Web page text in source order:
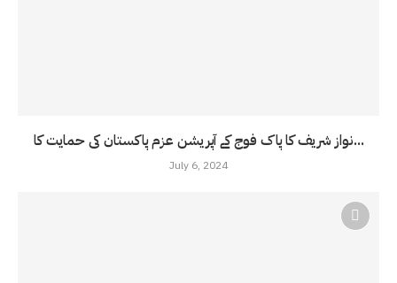
نواز شریف کا پاک فوج کے آپریشن عزم پاکستان کی حمایت کا...
July 6, 2024